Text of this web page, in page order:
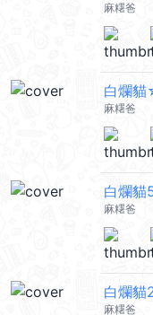
麻糬爸
白爛
麻糬爸
白爛
麻糬爸
白爛
麻糬爸